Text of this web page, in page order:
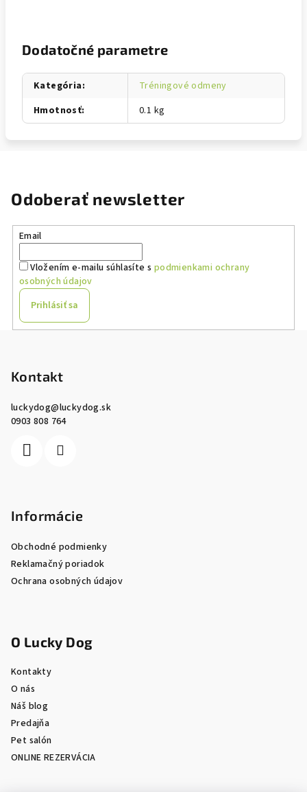
Dodatočné parametre
Kategória:
Tréningové odmeny
Hmotnosť: 0.1 kg
Odoberať newsletter
Email
Vložením e-mailu súhlasíte s podmienkami ochrany
osobných údajov
Prihlásiť sa
Kontakt
luckydog@luckydog.sk
0903 808 764
Informácie
Obchodné podmienky
Reklamačný poriadok
Ochrana osobných údajov
O Lucky Dog
Kontakty
O nás
Náš blog
Predajňa
Pet salón
ONLINE REZERVÁCIA